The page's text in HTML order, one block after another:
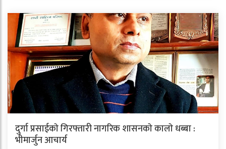
दुर्गा प्रसाईकाे गिरफ्तारी नागरिक शासनकाे कालाे धब्बा :
भीमार्जुन आचार्य